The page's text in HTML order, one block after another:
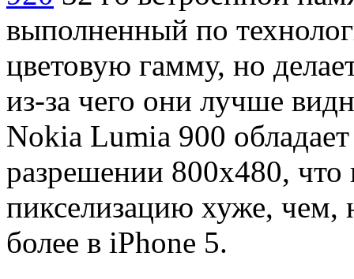
выполненный по
цветовую гамму, но
из-за чего они лучше
Nokia Lumia 900
разрешении 800х480, что
пикселизацию хуже, чем,
более в iPhone 5.